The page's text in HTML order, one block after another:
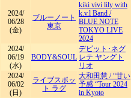
2024/
06/28
(金)
ブルーノート
東京
kiki vivi lily with
k.v.l Band /
BLUE NOTE
TOKYO LIVE
2024
2024/
06/19
(水)
BODY&SOUL
デビット･ネグ
レテ ヤングト
リオ
2024/
06/02
(日)
ライブスポッ
ト ラグ
大和田慧 /“甘い
予感 “Tour 2024
in Kyoto